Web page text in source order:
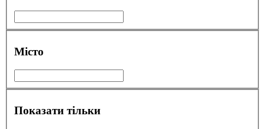
Місто
Показати тільки